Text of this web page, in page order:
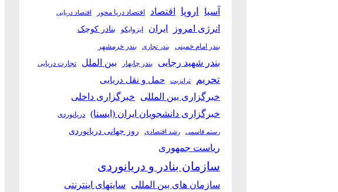
آسیا اروپا اقتصاد اقتصاد دریا محور اقتصاد دریایی
انرژی امروز ایران ایزوایکو بنادر کوچک
بندر امام خمینی بندر تجاری بندر خرمشهر
بندر شهید رجایی بندر چابهار بین الملل تجارت دریایی
تحریم ترانزیت حمل و نقل دریایی
خبرگزاری بین المللی خبرگزاری داخلی
خبرگزاری دانشجویان ایران (ایسنا)
دریانوردی
رستم قاسمی رشد اقتصادی روز جهانی دریانوردی
ریاست جمهوری
سازمان بنادر و دریانوردی
سازمان های بین المللی سایتهای اینترنتی